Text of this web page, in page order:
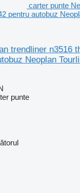
carter punte
pentru autobuz
trendliner n3516
Neoplan
punte